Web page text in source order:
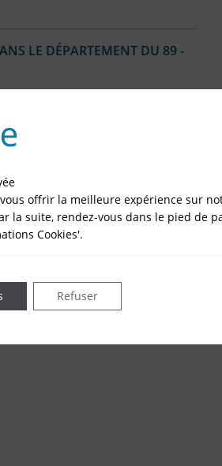
LE DÉPARTEMENT DU 89 -
offrir la meilleure expérience sur
la suite, rendez-vous dans le pied de
Cookies'.
Refuser